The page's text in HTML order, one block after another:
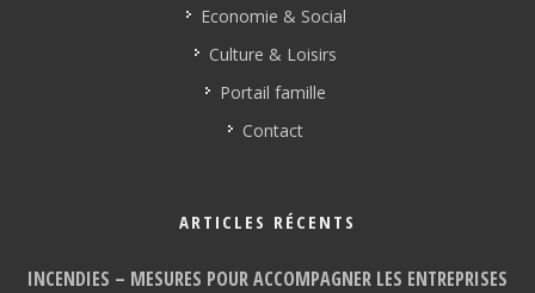
Economie & Social
Culture & Loisirs
Portail famille
Contact
ARTICLES RÉCENTS
INCENDIES – MESURES POUR ACCOMPAGNER LES ENTREPRISES